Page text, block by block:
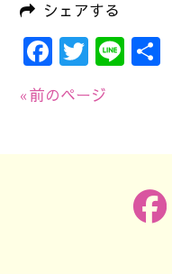
シェアする
Facebook
Twitter
Line
« 前のページ